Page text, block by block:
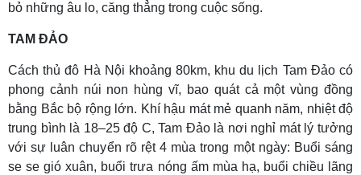
bỏ những âu lo, căng thẳng trong cuộc sống.
TAM ĐẢO
Cách thủ đô Hà Nội khoảng 80km, khu du lịch Tam Đảo có
phong cảnh núi non hùng vĩ, bao quát cả một vùng đồng
bằng Bắc bộ rộng lớn. Khí hậu mát mẻ quanh năm, nhiệt độ
trung bình là 18–25 độ C, Tam Đảo là nơi nghỉ mát lý tưởng
với sự luân chuyển rõ rệt 4 mùa trong một ngày: Buổi sáng
se se gió xuân, buổi trưa nóng ấm mùa hạ, buổi chiều lãng